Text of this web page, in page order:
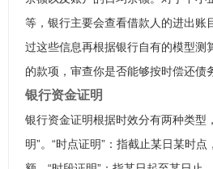
等，银行主要会查看借款人的进出账
过这些信息再根据银行自有的模型测
的款项，审查你是否能够按时偿还债
银行资金证明
银行资金证明根据时效分有两种类型
明”。“时点证明”：指截止某日某时